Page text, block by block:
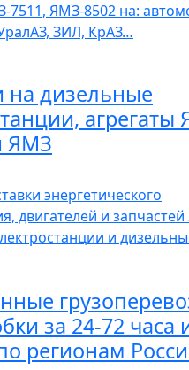
7511, ЯМЗ-8502 на:
ЗИЛ, КрАЗ…
на дизельные
агрегаты
ЯМЗ
энергетического
двигателей и
и
за 24-72 часа
регионам